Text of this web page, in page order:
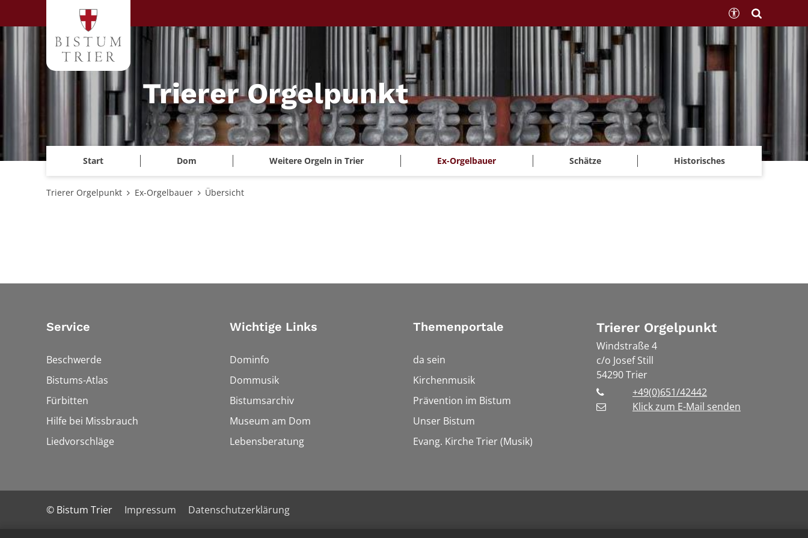
Zum Inhalt springen
Trierer Orgelpunkt
Start Dom Weitere Orgeln in Trier Ex-Orgelbauer Schätze Historisches
Trierer Orgelpunkt Ex-Orgelbauer Übersicht
Service
Beschwerde
Bistums-Atlas
Fürbitten
Hilfe bei Missbrauch
Liedvorschläge
Wichtige Links
Dominfo
Dommusik
Bistumsarchiv
Museum am Dom
Lebensberatung
Themenportale
da sein
Kirchenmusik
Prävention im Bistum
Unser Bistum
Evang. Kirche Trier (Musik)
Trierer Orgelpunkt
Windstraße 4
c/o Josef Still
54290Trier
+49(0)651/42442
Klick zum E-Mail senden
© Bistum Trier Impressum Datenschutzerklärung